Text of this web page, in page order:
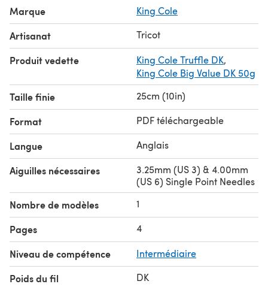
Marque King Cole
Artisanat Tricot
Produit vedette King Cole Truffle DK,
King Cole Big Value DK 50g
Taille finie 25cm (10in)
Format PDF téléchargeable
Langue Anglais
Aiguilles nécessaires
3.25mm (US 3) & 4.00mm
(US 6) Single Point Needles
Nombre de modèles 1
Pages 4
Niveau de compétence Intermédiaire
Poids du fil
DK